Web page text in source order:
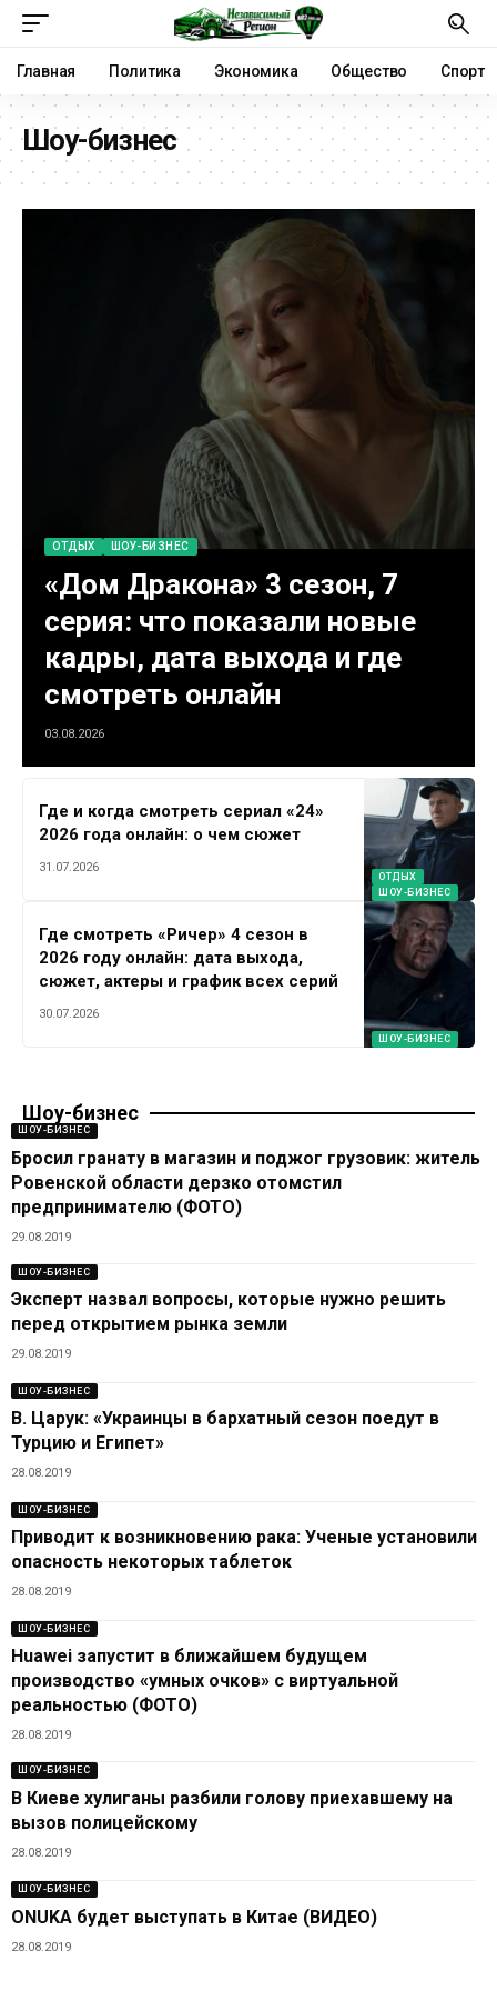
Главная Политика Экономика Общество Спорт
Шоу-бизнес
ОТДЫХ ШОУ-БИЗНЕС
«Дом Дракона» 3 сезон, 7
серия: что показали новые
кадры, дата выхода и где
смотреть онлайн
03.08.2026
ОТДЫХ
ШОУ-БИЗНЕС
Где и когда смотреть сериал «24»
2026 года онлайн: о чем сюжет
31.07.2026
ШОУ-БИЗНЕС
Где смотреть «Ричер» 4 сезон в
2026 году онлайн: дата выхода,
сюжет, актеры и график всех серий
30.07.2026
Шоу-бизнес
ШОУ-БИЗНЕС
Бросил гранату в магазин и поджог грузовик: житель
Ровенской области дерзко отомстил
предпринимателю (ФОТО)
29.08.2019
ШОУ-БИЗНЕС
Эксперт назвал вопросы, которые нужно решить
перед открытием рынка земли
29.08.2019
ШОУ-БИЗНЕС
В. Царук: «Украинцы в бархатный сезон поедут в
Турцию и Египет»
28.08.2019
ШОУ-БИЗНЕС
Приводит к возникновению рака: Ученые установили
опасность некоторых таблеток
28.08.2019
ШОУ-БИЗНЕС
Huawei запустит в ближайшем будущем
производство «умных очков» с виртуальной
реальностью (ФОТО)
28.08.2019
ШОУ-БИЗНЕС
В Киеве хулиганы разбили голову приехавшему на
вызов полицейскому
28.08.2019
ШОУ-БИЗНЕС
ONUKA будет выступать в Китае (ВИДЕО)
28.08.2019